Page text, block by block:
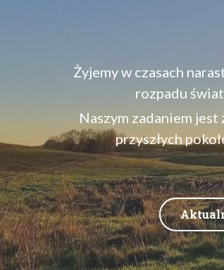
Żyjemy w czasach
rozpadu
Naszym zadaniem
przyszłych